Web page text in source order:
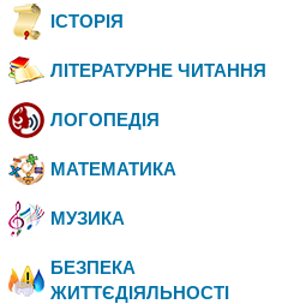
ІСТОРІЯ
ЛІТЕРАТУРНЕ ЧИТАННЯ
ЛОГОПЕДІЯ
МАТЕМАТИКА
МУЗИКА
БЕЗПЕКА
ЖИТТЄДІЯЛЬНОСТІ